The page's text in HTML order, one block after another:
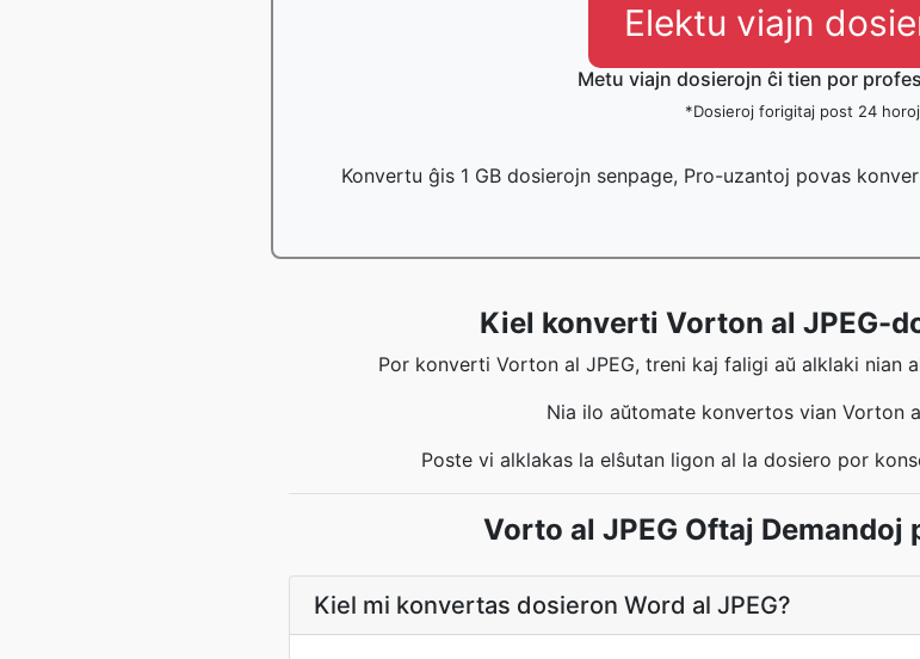
Elektu viajn
Metu viajn dosierojn ĉi tien por
*Dosieroj forigitaj post 24 horoj
Konvertu ĝis 1 GB dosierojn senpage, Pro-uzantoj povas
Kiel konverti Vorton al JPEG-
Por konverti Vorton al JPEG, treni kaj faligi aŭ alklaki nian
Nia ilo aŭtomate konvertos vian Vorton
Poste vi alklakas la elŝutan ligon al la dosiero por
Vorto al JPEG Oftaj Demandoj
Kiel mi konvertas dosieron Word al JPEG?